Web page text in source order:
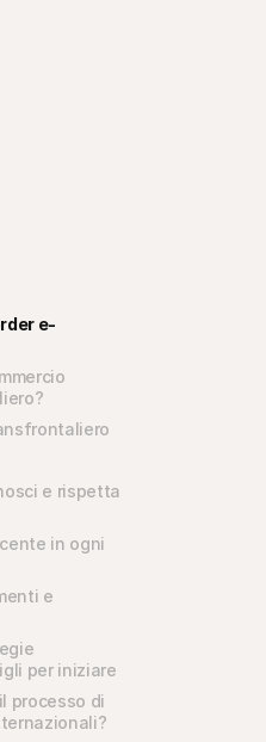
e-
e rispetta
in ogni
e
per iniziare
processo di